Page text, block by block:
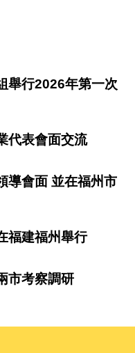
舉行2026年第一次
代表會面交流
導會面 並在福州市
福建福州舉行
市考察調研